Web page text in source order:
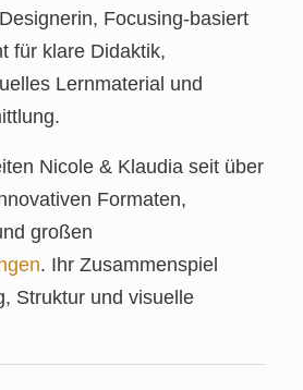
Focusing‑basiert
für klare Didaktik,
Lernmaterial und
Nicole & Klaudia seit über
Formaten,
großen
. Ihr Zusammenspiel
Struktur und visuelle